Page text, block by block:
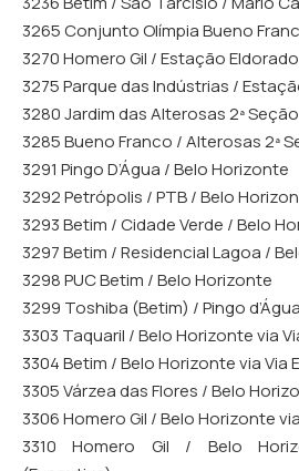
3265 Conjunto Olímpia Bueno
3270 Homero Gil / Estação Eldorado
3275 Parque das Indústrias /
3280 Jardim das Alterosas 2ª
3285 Bueno Franco / Alterosas 2ª
3291 Pingo D’Água / Belo Horizonte
3292 Petrópolis / PTB / Belo
3293 Betim / Cidade Verde / Belo
3297 Betim / Residencial Lagoa /
3298 PUC Betim / Belo Horizonte
3299 Toshiba (Betim) / Pingo
3303 Taquaril / Belo Horizonte via
3304 Betim / Belo Horizonte via Via
3305 Várzea das Flores / Belo
3306 Homero Gil / Belo Horizonte
3310 Homero Gil / Belo